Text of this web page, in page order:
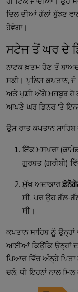
ਦਿਲ ਦੀਆਂ ਗੱਲਾਂ ਬੁੱਝਣ
ਹੋਵੇਗਾ।
ਸਟੇਜ ਤੋਂ ਘਰ ਦੇ
ਨਾਟਕ ਖ਼ਤਮ ਹੋਣ ਤੋਂ
ਸਕੀ। ਪੁਲਿਸ ਕਪਤਾਨ,
ਅਤੇ ਖੁਸ਼ੀ ਅੱਗੇ ਮਜਬੂਰ ਹੋ
ਆਪਣੇ ਘਰ ਡਿਨਰ 'ਤੇ
ਉਸ ਰਾਤ ਕਪਤਾਨ
ਇੱਕ ਮਸਖਰਾ
ਗੁਰਬਤ (ਗਰੀਬੀ)
ਮੁੱਖ ਅਦਾਕਾਰ
ਸੀ, ਪਰ ਉਹ ਗੱਲ-
ਸੀ।
ਕਪਤਾਨ ਸਾਹਿਬ ਨੂੰ
ਆਈਆਂ ਕਿਉਂਕਿ ਉਨ੍ਹਾਂ ਦਾ
ਪਿਆਰ ਵਿੱਚ ਅੰਨ੍ਹੇ
ਚਲੋ, ਧੀ ਇਹਨਾਂ ਨਾਲ